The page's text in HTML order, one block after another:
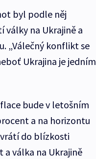
byl podle něj
války na Ukrajině a
„Válečný konflikt se
Ukrajina je jedním
bude v letošním
a na horizontu
do blízkosti
válka na Ukrajině